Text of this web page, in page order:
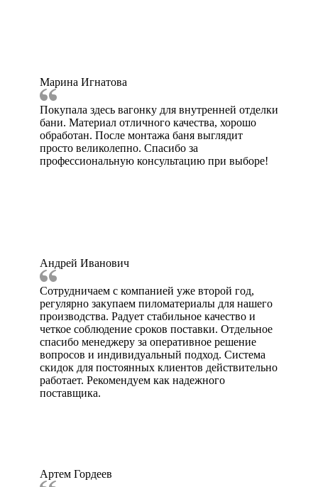
Марина Игнатова
Покупала здесь вагонку для внутренней отделки
бани. Материал отличного качества, хорошо
обработан. После монтажа баня выглядит
просто великолепно. Спасибо за
профессиональную консультацию при выборе!
Андрей Иванович
Сотрудничаем с компанией уже второй год,
регулярно закупаем пиломатериалы для нашего
производства. Радует стабильное качество и
четкое соблюдение сроков поставки. Отдельное
спасибо менеджеру за оперативное решение
вопросов и индивидуальный подход. Система
скидок для постоянных клиентов действительно
работает. Рекомендуем как надежного
поставщика.
Артем Гордеев